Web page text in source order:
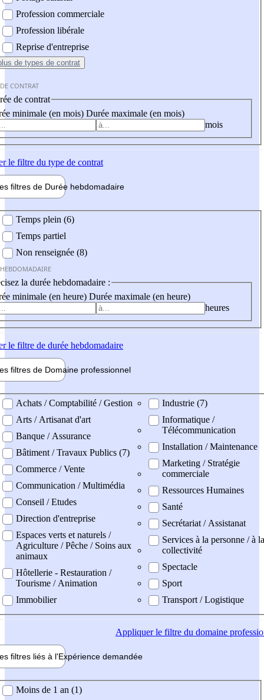
Profession commerciale
Profession libérale
Reprise d'entreprise
de types de contrat
CONTRAT
de contrat
minimale (en mois) Durée maximale (en mois)
mois
le filtre du type de contrat
filtres de Durée hebdomadaire
Temps plein (6)
Temps partiel
Non renseignée (8)
la durée hebdomadaire :
minimale (en heure) Durée maximale (en heure)
heures
le filtre de durée hebdomadaire
filtres de Domaine professionnel
professionel
Achats / Comptabilité / Gestion
Arts / Artisanat d'art
Banque / Assurance
Bâtiment / Travaux Publics (7)
Commerce / Vente
Communication / Multimédia
Conseil / Etudes
Direction d'entreprise
Espaces verts et naturels /
Agriculture / Pêche / Soins aux
animaux
Hôtellerie - Restauration /
Tourisme / Animation
Immobilier
Industrie (7)
Informatique /
Télécommunication
Installation / Maintenance
Marketing / Stratégie
commerciale
Ressources Humaines
Santé
Secrétariat / Assistanat
Services à la personne / à la
collectivité
Spectacle
Sport
Transport / Logistique
Appliquerle filtre du domaine
filtres liés à l'Expérience demandée
demandée
Moins de 1 an (1)